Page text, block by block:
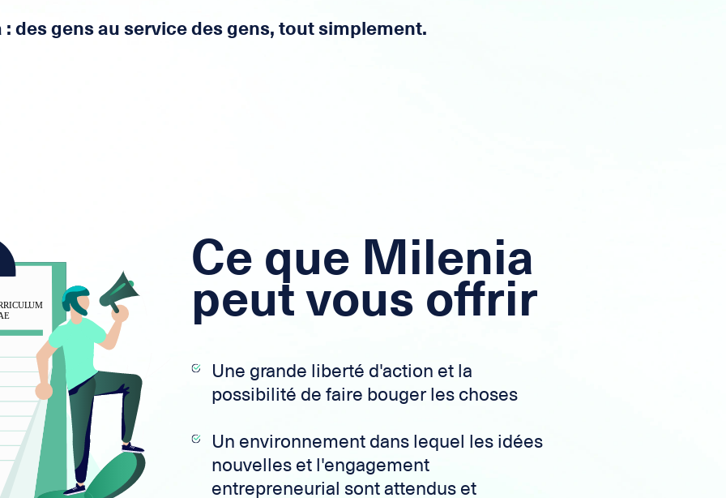
des gens au service des gens, tout simplement.
Ce que Milenia
peut vous offrir
Une grande liberté d'action et la
possibilité de faire bouger les choses
Un environnement dans lequel les idées
nouvelles et l'engagement
entrepreneurial sont attendus et